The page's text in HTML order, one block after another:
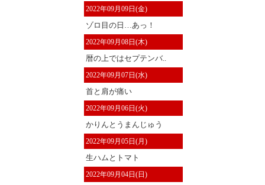
2022年09月09日(金)
ゾロ目の日…あっ！
2022年09月08日(木)
暦の上ではセプテンバ..
2022年09月07日(水)
首と肩が痛い
2022年09月06日(火)
かりんとうまんじゅう
2022年09月05日(月)
生ハムとトマト
2022年09月04日(日)